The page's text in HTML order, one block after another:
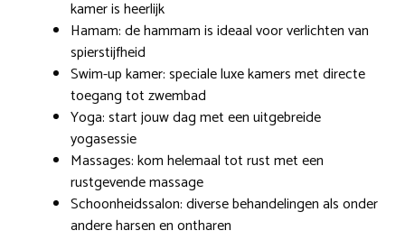
kamer is heerlijk
Hamam: de hammam is ideaal voor verlichten van
spierstijfheid
Swim-up kamer: speciale luxe kamers met directe
toegang tot zwembad
Yoga: start jouw dag met een uitgebreide
yogasessie
Massages: kom helemaal tot rust met een
rustgevende massage
Schoonheidssalon: diverse behandelingen als onder
andere harsen en ontharen